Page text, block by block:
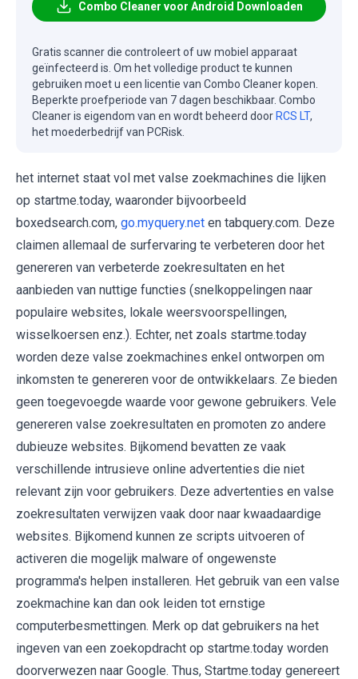
Combo Cleaner voor Android Downloaden
Gratis scanner die controleert of uw mobiel apparaat
geïnfecteerd is. Om het volledige product te kunnen
gebruiken moet u een licentie van Combo Cleaner kopen.
Beperkte proefperiode van 7 dagen beschikbaar. Combo
Cleaner is eigendom van en wordt beheerd door RCS LT,
het moederbedrijf van PCRisk.
het internet staat vol met valse zoekmachines die lijken
op startme.today, waaronder bijvoorbeeld
boxedsearch.com, go.myquery.net en tabquery.com. Deze
claimen allemaal de surfervaring te verbeteren door het
genereren van verbeterde zoekresultaten en het
aanbieden van nuttige functies (snelkoppelingen naar
populaire websites, lokale weersvoorspellingen,
wisselkoersen enz.). Echter, net zoals startme.today
worden deze valse zoekmachines enkel ontworpen om
inkomsten te genereren voor de ontwikkelaars. Ze bieden
geen toegevoegde waarde voor gewone gebruikers. Vele
genereren valse zoekresultaten en promoten zo andere
dubieuze websites. Bijkomend bevatten ze vaak
verschillende intrusieve online advertenties die niet
relevant zijn voor gebruikers. Deze advertenties en valse
zoekresultaten verwijzen vaak door naar kwaadaardige
websites. Bijkomend kunnen ze scripts uitvoeren of
activeren die mogelijk malware of ongewenste
programma's helpen installeren. Het gebruik van een valse
zoekmachine kan dan ook leiden tot ernstige
computerbesmettingen. Merk op dat gebruikers na het
ingeven van een zoekopdracht op startme.today worden
doorverwezen naar Google. Thus, Startme.today genereert